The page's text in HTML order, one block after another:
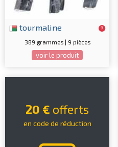
tourmaline
389 grammes | 9 pièces
voir le produit
20 € offerts
en code de réduction